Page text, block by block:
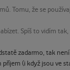
Tomu, že se
Spíš to vidím
zadarmo, tak
(i když jsou ve